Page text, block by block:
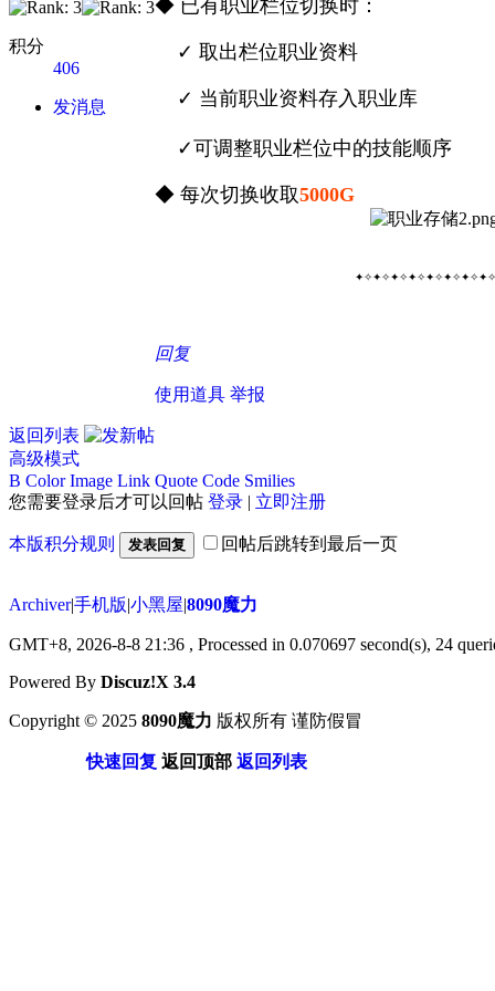
积分
406
发消息
◆ 已有职业栏位切换时：
✓ 取出栏位职业资料
✓ 当前职业资料存入职业库
✓可调整职业栏位中的技能顺序
◆ 每次切换收取5000G
回复
使用道具 举报
返回列表
高级模式
B Color Image Link Quote Code Smilies
您需要登录后才可以回帖 登录 | 立即注册
本版积分规则 发表回复 回帖后跳转到最后一页
Archiver|手机版|小黑屋|8090魔力
GMT+8, 2026-8-8 21:36 , Processed in 0.070697 second(s), 24
Powered By Discuz!X 3.4
Copyright © 2025 8090魔力 版权所有 谨防假冒
快速回复 返回顶部 返回列表